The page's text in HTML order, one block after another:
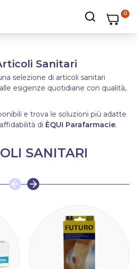
ApriCarrello
Carrello
0
Sanitari
selezione di articoli sanitari
esigenze quotidiane con qualità,
e trova le soluzioni più adatte
di ÈQUI Parafarmacie.
SANITARI